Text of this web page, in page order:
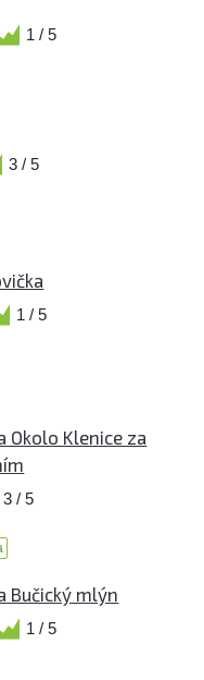
1 / 5
3 / 5
1 / 5
Okolo Klenice za
3 / 5
Bučický mlýn
1 / 5